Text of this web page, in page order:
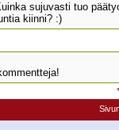
sujuvasti tuo
kiinni? :)